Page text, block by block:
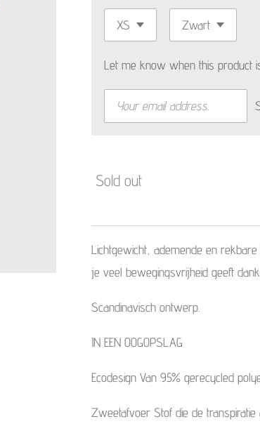
Let me know when this product
Sold out
Lichtgewicht, ademende en
je veel bewegingsvrijheid geeft
Scandinavisch ontwerp.
IN EEN OOGOPSLAG
Ecodesign Van 95% gerecycled
Zweetafvoer Stof die de